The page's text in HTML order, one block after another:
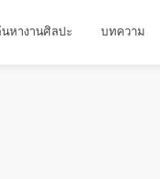
หางานศิลปะ บทความ